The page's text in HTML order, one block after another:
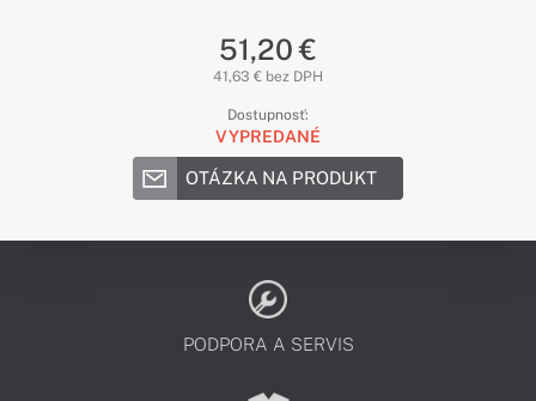
51,20 €
41,63 € bez DPH
Dostupnosť:
VYPREDANÉ
OTÁZKA NA PRODUKT
PODPORA A SERVIS